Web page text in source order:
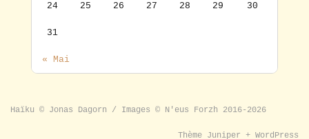
« Mai
24 25 26 27 28 29 30
31
Haïku © Jonas Dagorn / Images © N'eus Forzh 2016-2026
Thème Juniper + WordPress